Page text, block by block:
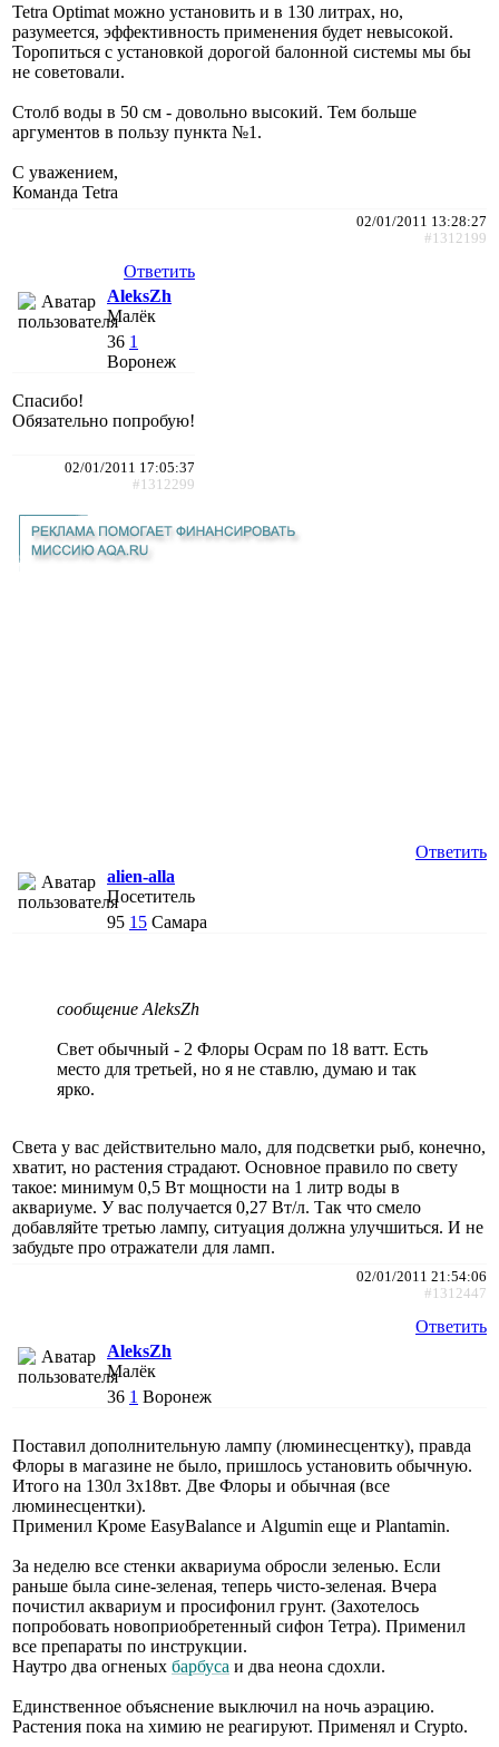
Tetra Optimat можно установить и в 130 литрах, но,
разумеется, эффективность применения будет невысокой.
Торопиться с установкой дорогой балонной системы мы бы
не советовали.
Столб воды в 50 см - довольно высокий. Тем больше
аргументов в пользу пункта №1.
С уважением,
Команда Tetra
02/01/2011 13:28:27
#1312199
Ответить
AleksZh
Малёк
36 1
Воронеж
Спасибо!
Обязательно попробую!
02/01/2011 17:05:37
#1312299
Ответить
alien-alla
Посетитель
95 15 Самара
сообщение AleksZh
Свет обычный - 2 Флоры Осрам по 18 ватт. Есть
место для третьей, но я не ставлю, думаю и так
ярко.
Света у вас действительно мало, для подсветки рыб, конечно,
хватит, но растения страдают. Основное правило по свету
такое: минимум 0,5 Вт мощности на 1 литр воды в
аквариуме. У вас получается 0,27 Вт/л. Так что смело
добавляйте третью лампу, ситуация должна улучшиться. И не
забудьте про отражатели для ламп.
02/01/2011 21:54:06
#1312447
Ответить
AleksZh
Малёк
36 1 Воронеж
Поставил дополнительную лампу (люминесцентку), правда
Флоры в магазине не было, пришлось установить обычную.
Итого на 130л 3х18вт. Две Флоры и обычная (все
люминесцентки).
Применил Кроме EasyBalance и Algumin еще и Plantamin.
За неделю все стенки аквариума обросли зеленью. Если
раньше была сине-зеленая, теперь чисто-зеленая. Вчера
почистил аквариум и просифонил грунт. (Захотелось
попробовать новоприобретенный сифон Тетра). Применил
все препараты по инструкции.
Наутро два огненых барбуса и два неона сдохли.
Единственное объяснение выключил на ночь аэрацию.
Растения пока на химию не реагируют. Применял и Crypto.